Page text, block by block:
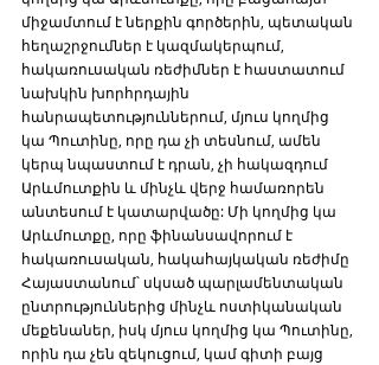
միջամտում է ներքին գործերին, պետական
հեղաշրջումներ է կազմակերպում,
հակառուսական ռեժիմներ է հաստատում
նախկին խորհրդային
հանրապետություններում, մյուս կողմից
կա Պուտինը, որը դա չի տեսնում, ամեն
կերպ նպաստում է դրան, չի հակազդում
Արևմուտքին և մինչև վերջ համառորեն
անտեսում է կատարվածը: Մի կողմից կա
Արևմուտքը, որը ֆինանսավորում է
հակառուսական, հակահայկական ռեժիմը
Հայաստանում՝ սկսած պարլամենտական
ընտրություններից մինչև ոստիկանական
մեքենաներ, իսկ մյուս կողմից կա Պուտինը,
որին դա չեն զեկուցում, կամ գիտի բայց